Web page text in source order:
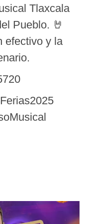
Tlaxcala
Pueblo. 🤘
efectivo y la